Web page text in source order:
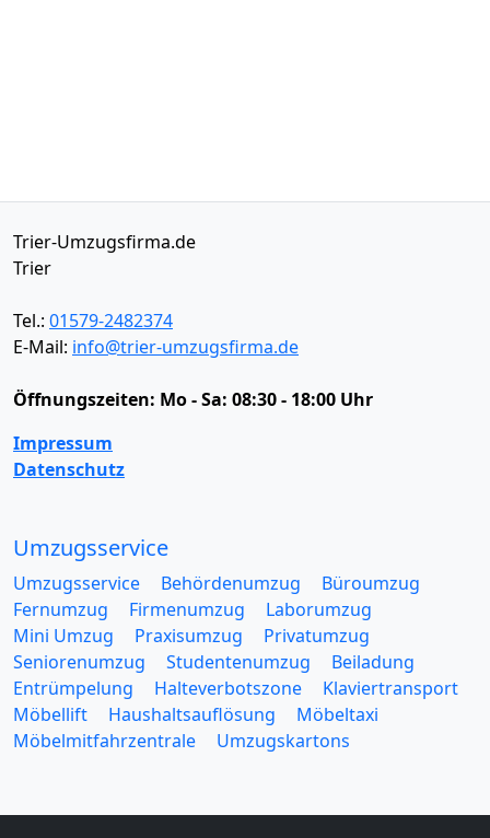
Trier-Umzugsfirma.de
Trier
Tel.: 01579-2482374
E-Mail: info@trier-umzugsfirma.de
Öffnungszeiten: Mo - Sa: 08:30 - 18:00 Uhr
Impressum
Datenschutz
Umzugsservice
Umzugsservice Behördenumzug
Büroumzug
Fernumzug
Firmenumzug
Laborumzug
Mini Umzug
Praxisumzug
Privatumzug
Seniorenumzug
Studentenumzug
Beiladung
Entrümpelung
Halteverbotszone
Klaviertransport
Möbellift
Haushaltsauflösung
Möbeltaxi
Möbelmitfahrzentrale
Umzugskartons